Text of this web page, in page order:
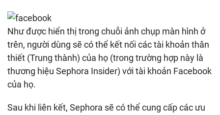
Như được hiển thị trong chuỗi ảnh chụp màn hình ở
trên, người dùng sẽ có thể kết nối các tài khoản thân
thiết (Trung thành) của họ (trong trường hợp này là
thương hiệu Sephora Insider) với tài khoản Facebook
của họ.
Sau khi liên kết, Sephora sẽ có thể cung cấp các ưu